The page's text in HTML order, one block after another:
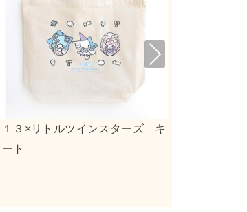
ッコ アクリルキーホルダー
Nex